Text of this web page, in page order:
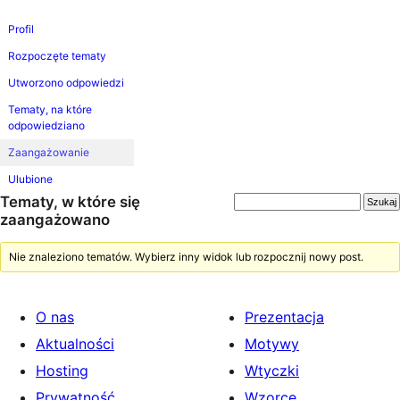
Profil
Rozpoczęte tematy
Utworzono odpowiedzi
Tematy, na które
odpowiedziano
Zaangażowanie
Ulubione
Tematy, w które się
zaangażowano
Nie znaleziono tematów. Wybierz inny widok lub rozpocznij nowy post.
O nas
Aktualności
Hosting
Prezentacja
Motywy
Wtyczki